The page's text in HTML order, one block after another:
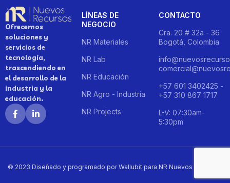
Ofrecemos
soluciones y
servicios de
tecnología,
trascendiendo en
el desarrollo de la
industria y la
educación.
LÍNEAS DE
NEGOCIO
NR Materiales
NR Lab
NR Educación
NR Agro - Industria
NR Projects
CONTACTO
Cra. 20 # 32a - 36
Bogotá, Colombia
+57 601 3402425 -
+57 310 867 1717
L-V: 07:30am-
5:30pm
© 2023 Diseñado y programado por Wallubit para NR Nuevos Recursos